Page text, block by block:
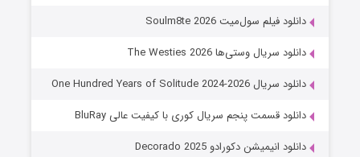
دانلود فیلم سول‌میت Soulm8te 2026
دانلود سریال وستی‌ها The Westies 2026
دانلود سریال One Hundred Years of Solitude 2024-2026
دانلود قسمت پنجم سریال کوری با کیفیت عالی BluRay
دانلود انیمیشن دکورادو Decorado 2025